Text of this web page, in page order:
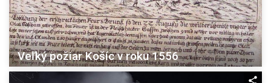
Veľký požiar Košíc v roku 1556